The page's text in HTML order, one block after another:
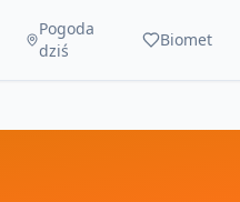
Pogoda
dziś
Biomet